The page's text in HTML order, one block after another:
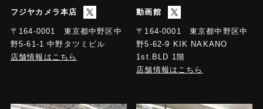
フジヤカメラ本店
〒164-0001 東京都中野区中
野5-61-1 中野タツミビル
店舗情報はこちら
動画館
〒164-0001 東京都中野区中
野5-62-9 KIK NAKANO
1st.BLD 1階
店舗情報はこちら